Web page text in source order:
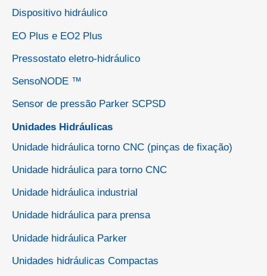
Dispositivo hidráulico
EO Plus e EO2 Plus
Pressostato eletro-hidráulico
SensoNODE ™
Sensor de pressão Parker SCPSD
Unidades Hidráulicas
Unidade hidráulica torno CNC (pinças de fixação)
Unidade hidráulica para torno CNC
Unidade hidráulica industrial
Unidade hidráulica para prensa
Unidade hidráulica Parker
Unidades hidráulicas Compactas